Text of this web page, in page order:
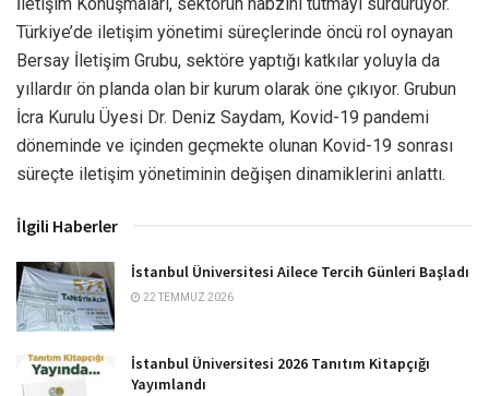
Türkiye’de iletişim yönetimi süreçlerinde öncü rol oynayan
Bersay İletişim Grubu, sektöre yaptığı katkılar yoluyla da
yıllardır ön planda olan bir kurum olarak öne çıkıyor. Grubun
İcra Kurulu Üyesi Dr. Deniz Saydam, Kovid-19 pandemi
döneminde ve içinden geçmekte olunan Kovid-19 sonrası
süreçte iletişim yönetiminin değişen dinamiklerini anlattı.
İlgili Haberler
İstanbul Üniversitesi Ailece Tercih Günleri Başladı
22 TEMMUZ 2026
İstanbul Üniversitesi 2026 Tanıtım Kitapçığı
Yayımlandı